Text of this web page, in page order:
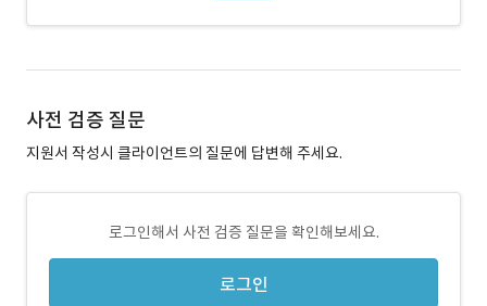
사전 검증 질문
지원서 작성시 클라이언트의 질문에 답변해 주세요.
로그인해서 사전 검증 질문을 확인해보세요.
로그인